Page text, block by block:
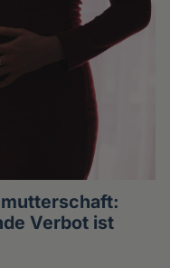
Verbot ist